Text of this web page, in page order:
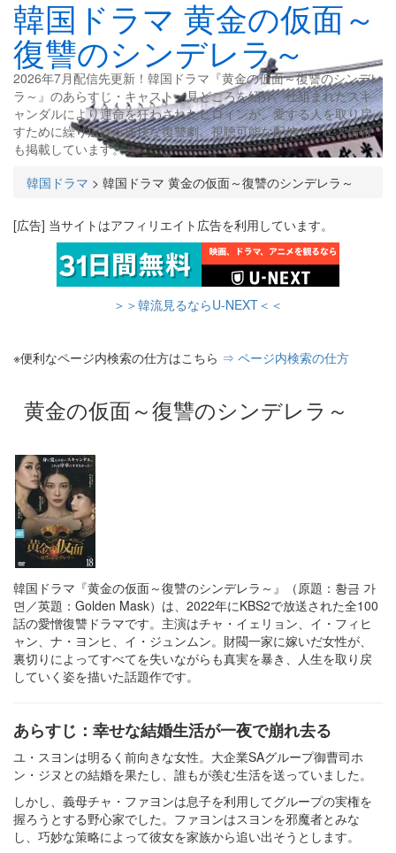
韓国ドラマ 黄金の仮面～
復讐のシンデレラ～
2026年7月配信先更新！韓国ドラマ『黄金の仮面～復讐のシンデレ
ラ～』のあらすじ・キャスト・見どころを紹介。​仕組まれたスキ
ャンダルにより運命を狂わされたヒロインが、愛する人を取り戻
すために繰り広げる痛快な復讐劇。​視聴可能な配信サービス情報
も掲載しています。​
韓国ドラマ > 韓国ドラマ 黄金の仮面～復讐のシンデレラ～
[広告] 当サイトはアフィリエイト広告を利用しています。
＞＞韓流見るならU-NEXT＜＜
※便利なページ内検索の仕方はこちら ⇒ ページ内検索の仕方
黄金の仮面～復讐のシンデレラ～
韓国ドラマ『黄金の仮面～復讐のシンデレラ～』（原題：황금 가
면／英題：Golden Mask）は、2022年にKBS2で放送された全100
話の愛憎復讐ドラマです。主演はチャ・イェリョン、イ・フィヒ
ャン、ナ・ヨンヒ、イ・ジュンムン。財閥一家に嫁いだ女性が、
裏切りによってすべてを失いながらも真実を暴き、人生を取り戻
していく姿を描いた話題作です。
あらすじ：幸せな結婚生活が一夜で崩れ去る
ユ・スヨンは明るく前向きな女性。大企業SAグループ御曹司ホ
ン・ジヌとの結婚を果たし、誰もが羨む生活を送っていました。
しかし、義母チャ・ファヨンは息子を利用してグループの実権を
握ろうとする野心家でした。ファヨンはスヨンを邪魔者とみな
し、巧妙な策略によって彼女を家族から追い出そうとします。